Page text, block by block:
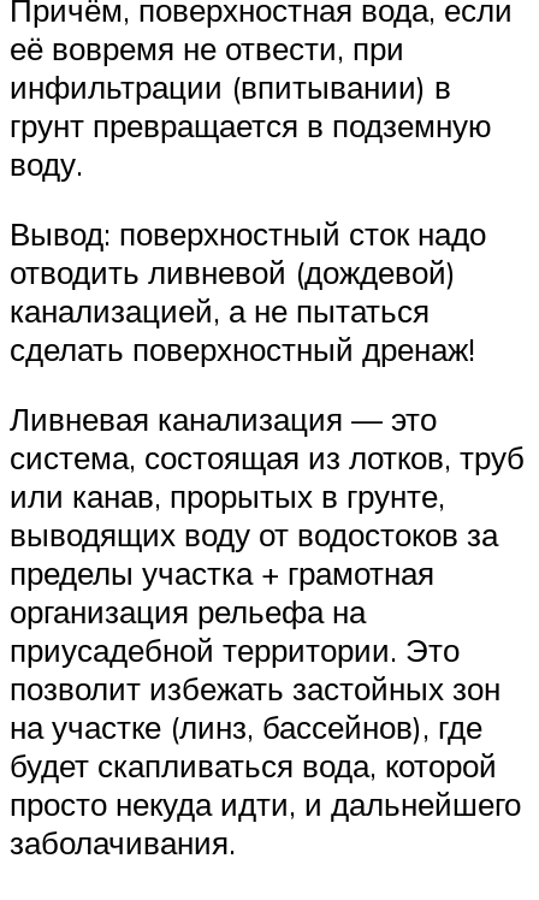
Причём, поверхностная вода, если
её вовремя не отвести, при
инфильтрации (впитывании) в
грунт превращается в подземную
воду.
Вывод: поверхностный сток надо
отводить ливневой (дождевой)
канализацией, а не пытаться
сделать поверхностный дренаж!
Ливневая канализация — это
система, состоящая из лотков, труб
или канав, прорытых в грунте,
выводящих воду от водостоков за
пределы участка + грамотная
организация рельефа на
приусадебной территории. Это
позволит избежать застойных зон
на участке (линз, бассейнов), где
будет скапливаться вода, которой
просто некуда идти, и дальнейшего
заболачивания.